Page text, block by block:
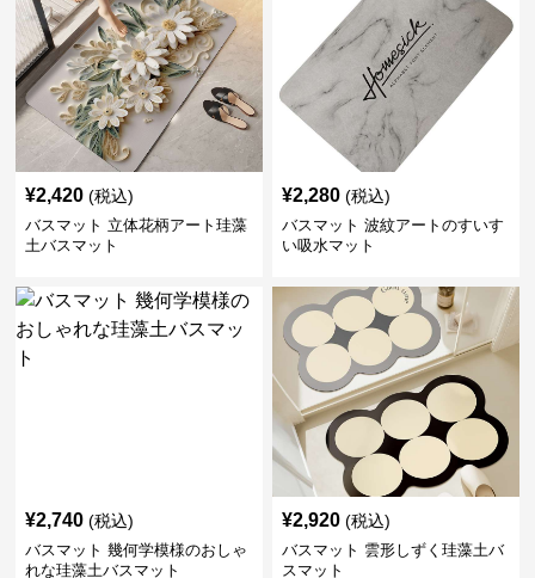
¥2,420 (税込)
バスマット 立体花柄アート珪藻
土バスマット
¥2,280 (税込)
バスマット 波紋アートのすいす
い吸水マット
¥2,740 (税込)
バスマット 幾何学模様のおしゃ
れな珪藻土バスマット
¥2,920 (税込)
バスマット 雲形しずく珪藻土バ
スマット